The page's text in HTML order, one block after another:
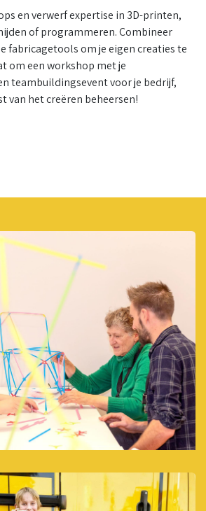
en verwerf expertise in 3D-printen,
of programmeren. Combineer
fabricagetools om je eigen creaties te
om een workshop met je
teambuildingsevent voor je bedrijf,
van het creëren beheersen!